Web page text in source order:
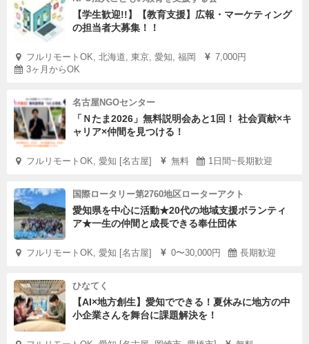
【学生歓迎!!】【教育支援】広報・マーケティング
の担当者大募集！！
フルリモートOK, 北海道, 東京, 愛知, 福岡
7,000円
3ヶ月からOK
名古屋NGOセンター
「Ｎたま2026」無料説明会あと1回！ 社会貢献×キ
ャリア×仲間を見つける！
フルリモートOK, 愛知 [名古屋] 無料 1日間~長期歓迎
国際ロータリー第2760地区ローターアクト
愛知県を中心に活動★20代の地域支援ボランティ
ア★一生の仲間と成長できる奉仕団体
フルリモートOK, 愛知 [名古屋] 0〜30,000円 長期歓迎
ひなてく
【AI×地方創生】愛知でできる！夏休みに地方の中
小企業さんを舞台に課題解決を！